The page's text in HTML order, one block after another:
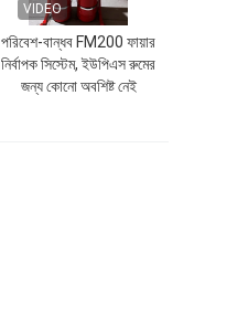
VIDEO
পরিবেশ-বান্ধব FM200 ফায়ার
নির্বাপক সিস্টেম, ইউপিএস রুমের
জন্য কোনো অবশিষ্ট নেই